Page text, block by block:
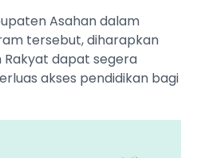
Asahan dalam
tersebut, diharapkan
Rakyat dapat segera
akses pendidikan bagi